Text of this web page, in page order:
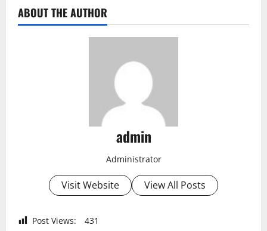
ABOUT THE AUTHOR
admin
Administrator
Visit Website View All Posts
Post Views: 431